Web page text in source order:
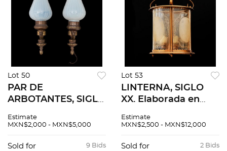
Lot 50
PAR DE
ARBOTANTES, SIGLO
vidrio lechoso y base
Cuenta con sistema
Estimate
MXN$2,000 - MXN$5,000
9 Bids
Sold for
Lot 53
LINTERNA, SIGLO
XX. Elaborada en
dorado. Decoración
cilíndrica. Decorada
Estimate
MXN$2,500 - MXN$12,000
2 Bids
Sold for